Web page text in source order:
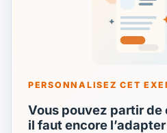
PERSONNALISEZ CET
Vous pouvez partir
il faut encore